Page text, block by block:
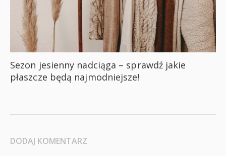
Sezon jesienny nadciąga – sprawdź jakie
płaszcze będą najmodniejsze!
DODAJ KOMENTARZ